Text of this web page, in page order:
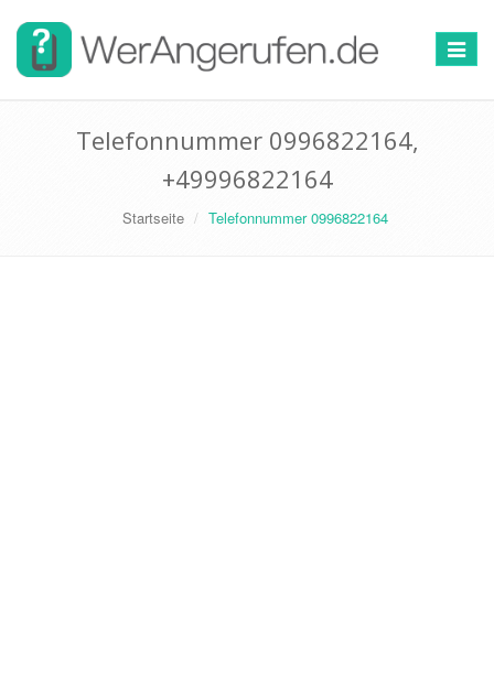
Toggle
Telefonnummer 0996822164,
+49996822164
Startseite Telefonnummer 0996822164